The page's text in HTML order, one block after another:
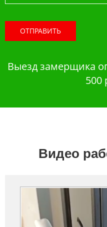
ОТПРАВИТЬ
Выезд замерщика
500
Видео